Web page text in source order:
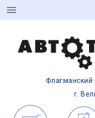
Флагманский
г.